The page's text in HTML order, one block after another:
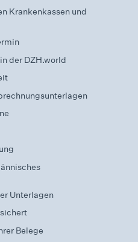
Krankenkassen und
der DZH.world
Unterlagen
Belege